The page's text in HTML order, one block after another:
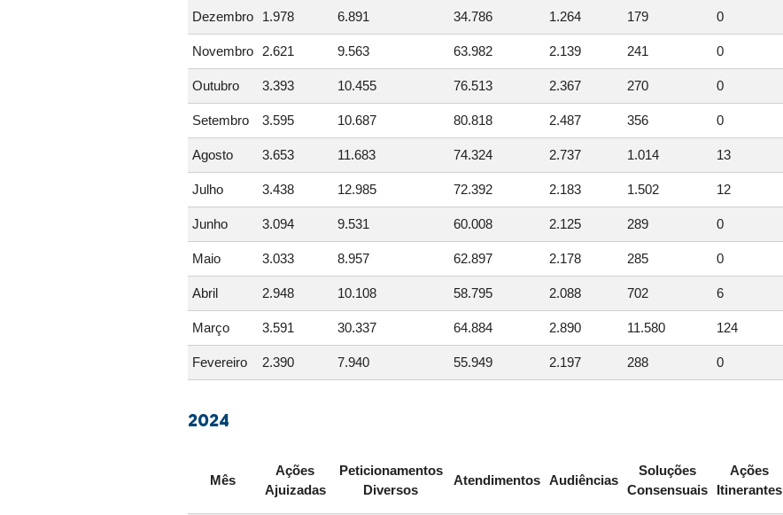
Dezembro 1.978 6.891 34.786 1.264 179 0
Novembro 2.621 9.563 63.982 2.139 241 0
Outubro 3.393 10.455 76.513 2.367 270 0
Setembro 3.595 10.687 80.818 2.487 356 0
Agosto 3.653 11.683 74.324 2.737 1.014 13
Julho 3.438 12.985 72.392 2.183 1.502 12
Junho 3.094 9.531 60.008 2.125 289 0
Maio 3.033 8.957 62.897 2.178 285 0
Abril 2.948 10.108 58.795 2.088 702 6
Março 3.591 30.337 64.884 2.890 11.580 124
Fevereiro 2.390 7.940 55.949 2.197 288 0
2024
Mês
Ações
Ajuizadas
Peticionamentos
Diversos
Atendimentos Audiências
Soluções
Consensuais
Ações
Itinerantes